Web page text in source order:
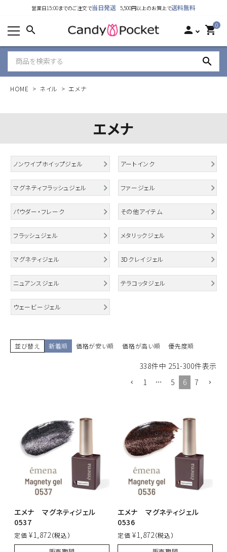
営業日15:00までのご注文で当日発送 5,500円以上のお買上で送料無料
search person 0
shopping_cart
search
HOME ネイル エメナ
カテゴリーから探す
ランキング
新着商品
ご利用ガイド
特定商取引法表示について
個人情報取り扱いについて
お問い合わせ
公式LINE
Instagram
ACCOUNT MENU
ようこそ ゲスト 様
meeting_room ログイン
エメナ
ノンワイプホイップジェル アートインク
マグネティフラッシュジェル ファージェル
パウダー・フレーク その他アイテム
フラッシュジェル メタリックジェル
マグネティジェル 3Dクレイジェル
ニュアンスジェル テラコッタジェル
ウェービージェル
並び替え 新着順 価格が安い順 価格が高い順 優先度順
338件中 251-300件表示
1
… 5 6 7
エメナ マグネティジェル
0537
定価 ¥1,872
エメナ マグネティジェル
0536
定価 ¥1,872